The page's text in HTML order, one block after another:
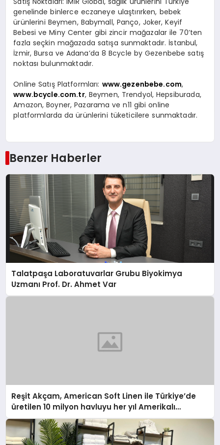
genelinde binlerce eczaneye ulaştırırken, bebek
ürünlerini Beymen, Babymall, Panço, Joker, Keyif
Bebesi ve Miny Center gibi zincir mağazalar ile 70’ten
fazla seçkin mağazada satışa sunmaktadır. İstanbul,
İzmir, Bursa ve Adana’da 8 Bcycle by Gezenbebe satış
noktası bulunmaktadır.
Online Satış Platformları: www.gezenbebe.com,
www.bcycle.com.tr, Beymen, Trendyol, Hepsiburada,
Amazon, Boyner, Pazarama ve n11 gibi online
platformlarda da ürünlerini tüketicilere sunmaktadır.
Benzer Haberler
Talatpaşa Laboratuvarlar Grubu Biyokimya
Uzmanı Prof. Dr. Ahmet Var
Reşit Akçam, American Soft Linen ile Türkiye’de
üretilen 10 milyon havluyu her yıl Amerikalı
tüketicilerle buluşturuyor